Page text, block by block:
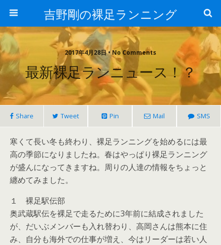
吉野剛の裸足ランニング
2017年4月28日 • No Comments
最新裸足ランニュース！？
Share Tweet Pin Mail SMS
寒くて長い冬も終わり、裸足ランニングを始めるには最
高の季節になりましたね。春はやっぱり裸足ランニング
が盛んになってきますね。周りの人達の情報をちょっと
纏めてみました。
１ 裸足駅伝部
奥武蔵駅伝を裸足で走るために3年前に結成されました
が、だいぶメンバーも入れ替わり、高岡さんは熊本に住
み、自分も海外での仕事が増え、今はリーダーは若い人